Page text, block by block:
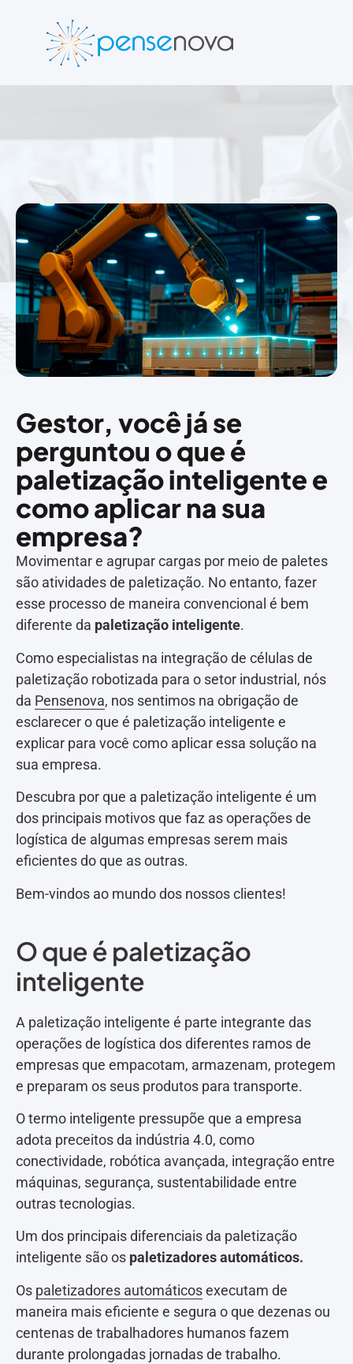
Gestor, você já se
perguntou o que é
paletização inteligente e
como aplicar na sua
empresa?
Movimentar e agrupar cargas por meio de paletes
são atividades de paletização. No entanto, fazer
esse processo de maneira convencional é bem
diferente da paletização inteligente.
Como especialistas na integração de células de
paletização robotizada para o setor industrial, nós
da Pensenova, nos sentimos na obrigação de
esclarecer o que é paletização inteligente e
explicar para você como aplicar essa solução na
sua empresa.
Descubra por que a paletização inteligente é um
dos principais motivos que faz as operações de
logística de algumas empresas serem mais
eficientes do que as outras.
Bem-vindos ao mundo dos nossos clientes!
O que é paletização
inteligente
A paletização inteligente é parte integrante das
operações de logística dos diferentes ramos de
empresas que empacotam, armazenam, protegem
e preparam os seus produtos para transporte.
O termo inteligente pressupõe que a empresa
adota preceitos da indústria 4.0, como
conectividade, robótica avançada, integração entre
máquinas, segurança, sustentabilidade entre
outras tecnologias.
Um dos principais diferenciais da paletização
inteligente são os paletizadores automáticos.
Os paletizadores automáticosexecutam de
maneira mais eficiente e segura o que dezenas ou
centenas de trabalhadores humanos fazem
durante prolongadas jornadas de trabalho.